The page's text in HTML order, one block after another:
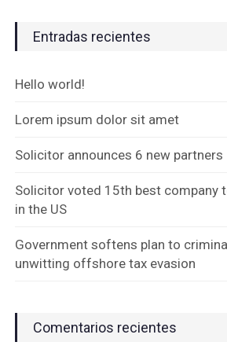
Entradas recientes
Hello world!
Lorem ipsum dolor sit amet
Solicitor announces 6 new partners
Solicitor voted 15th best company
in the US
Government softens plan to
unwitting offshore tax evasion
Comentarios recientes